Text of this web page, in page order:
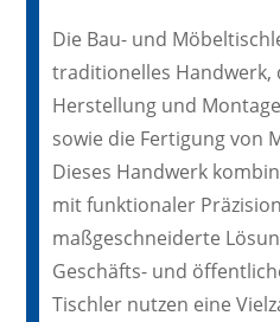
Die Bau- und
traditionelles Handwerk,
Herstellung und
sowie die Fertigung von
Dieses Handwerk
mit funktionaler
maßgeschneiderte
Geschäfts- und
Tischler nutzen eine